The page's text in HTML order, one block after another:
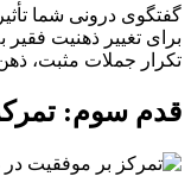
گفتگوی درونی شما
برای تغییر ذهنیت
تکرار جملات مثبت،
قدم سوم: